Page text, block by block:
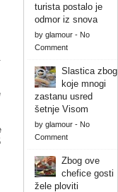
turista postalo je
odmor iz snova
by glamour- No
Comment
Slastica zbog
koje mnogi
zastanu usred
šetnje Visom
by glamour- No
Comment
Zbog ove
chefice gosti
žele ploviti